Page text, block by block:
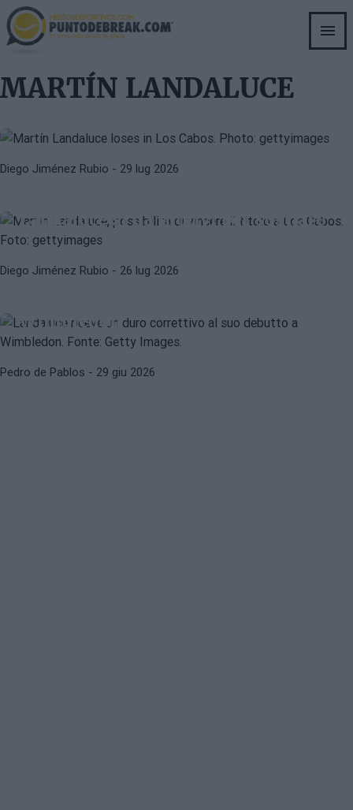
Skip
to
main
MARTÍN LANDALUCE
MARTÍN LANDALUCE
Landaluce subisce un duro colpo
nella "sessione notturna" di Los
Diego Jiménez Rubio - 29 lug 2026
JIRI LEHECKALUCIANO DARDERI
Landaluce si dà motivi per sognare
Diego Jiménez Rubio - 26 lug 2026
Landaluce riceve una severa
Wimbledon
Pedro de Pablos - 29 giu 2026